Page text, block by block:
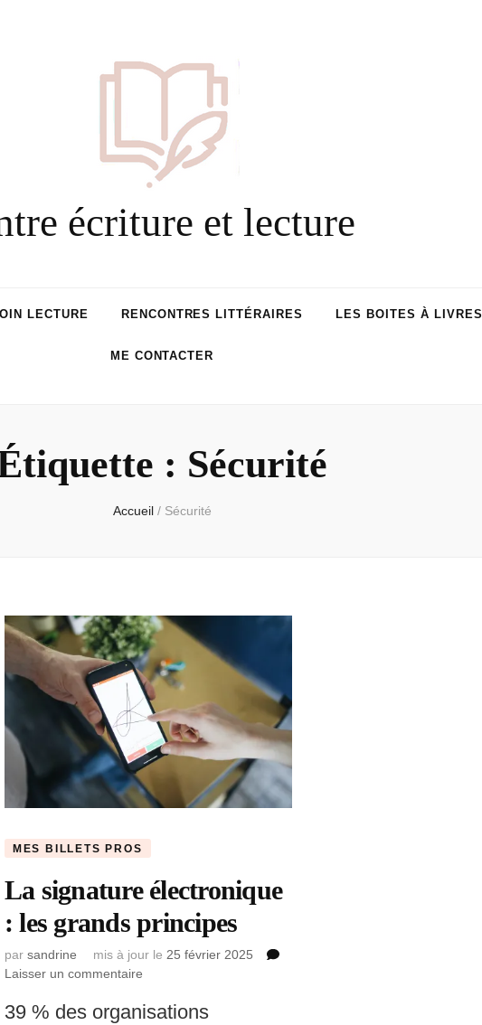
écriture et lecture
LECTURE RENCONTRES LITTÉRAIRES LES BOITES À LIVRES
ME CONTACTER
: Sécurité
Accueil / Sécurité
MES BILLETS PROS
La signature électronique
: les grands principes
par sandrine mis à jour le 25 février 2025
Laisser un commentaire
signature
39 % des organisations